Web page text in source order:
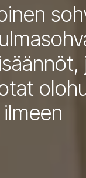
ilmeen